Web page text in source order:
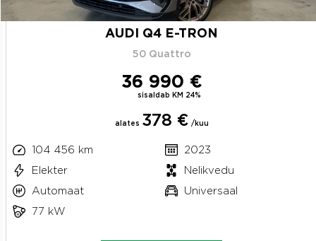
AUDI Q4 E-TRON
50 Quattro
36 990 €
sisaldab KM 24%
alates 378 € /kuu
104 456 km
2023
Elekter
Nelikvedu
Automaat
Universaal
77 kW